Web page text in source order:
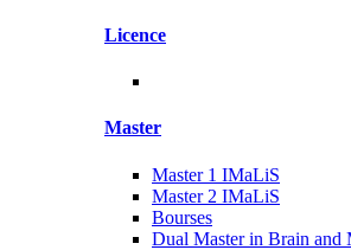
Licence
Master
Master 1 IMaLiS
Master 2 IMaLiS
Bourses
Dual Master in Brain and